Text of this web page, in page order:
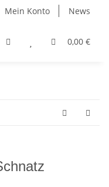
Mein Konto News
0,00 €